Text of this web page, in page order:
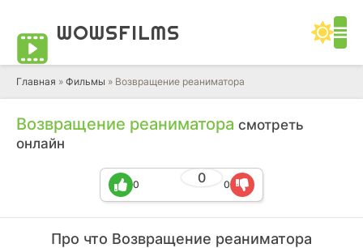
WOWSFILMS
Главная » Фильмы » Возвращение реаниматора
Возвращение реаниматора смотреть
онлайн
0
0 0
Про что Возвращение реаниматора